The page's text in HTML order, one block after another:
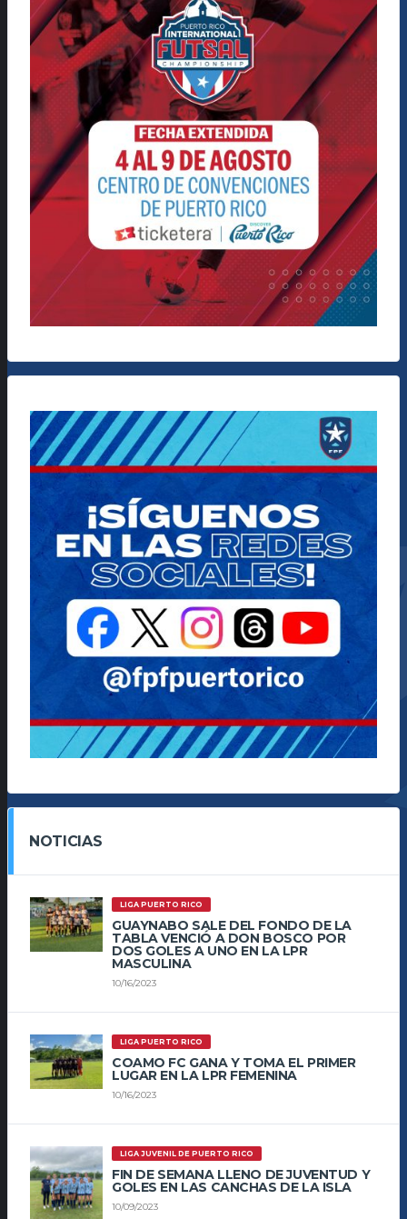
NOTICIAS
LIGA PUERTO RICO
GUAYNABO SALE DEL FONDO DE LA
TABLA VENCIÓ A DON BOSCO POR
DOS GOLES A UNO EN LA LPR
MASCULINA
10/16/2023
LIGA PUERTO RICO
COAMO FC GANA Y TOMA EL PRIMER
LUGAR EN LA LPR FEMENINA
10/16/2023
LIGA JUVENIL DE PUERTO RICO
FIN DE SEMANA LLENO DE JUVENTUD Y
GOLES EN LAS CANCHAS DE LA ISLA
10/09/2023